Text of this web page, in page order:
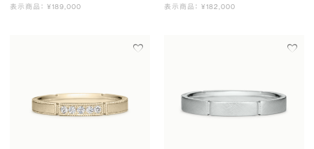
表示商品： ¥189,000 表示商品： ¥182,000